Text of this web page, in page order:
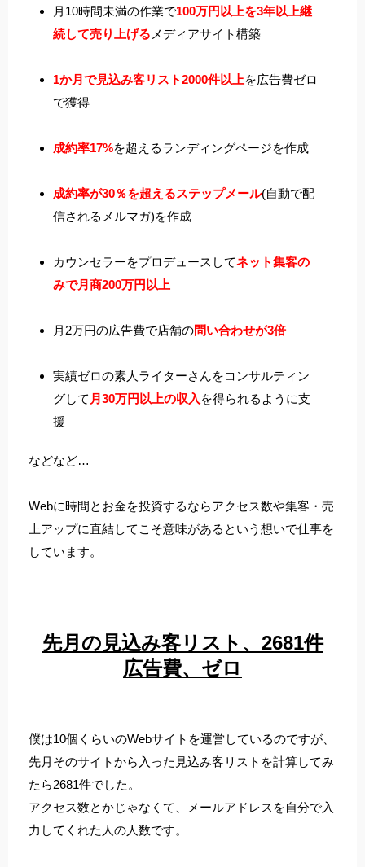
月10時間未満の作業で100万円以上を3年以上継
続して売り上げる メディアサイト構築
1か月で見込み客リスト2000件以上を広告費ゼロ
で獲得
成約率17%を超えるランディングページを作成
成約率が30％を超えるステップメール(自動で配
信されるメルマガ)を作成
カウンセラーをプロデュースしてネット集客の
みで月商200万円以上
月2万円の広告費で店舗の問い合わせが3倍
実績ゼロの素人ライターさんをコンサルティン
グして 月30万円以上の収入 を得られるように支
援
などなど…
Webに時間とお金を投資するならアクセス数や集客・売
上アップに直結してこそ意味があるという想いで仕事を
しています。
先月の見込み客リスト、2681件
広告費、ゼロ
僕は10個くらいのWebサイトを運営しているのですが、
先月そのサイトから入った見込み客リストを計算してみ
たら2681件でした。
アクセス数とかじゃなくて、メールアドレスを自分で入
力してくれた人の人数です。